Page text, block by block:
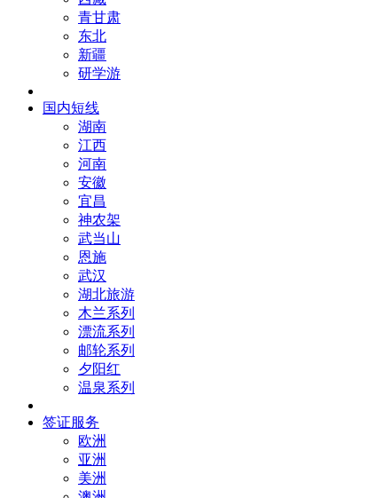
青甘肃
东北
新疆
研学游
国内短线
湖南
江西
河南
安徽
宜昌
神农架
武当山
恩施
武汉
湖北旅游
木兰系列
漂流系列
邮轮系列
夕阳红
温泉系列
签证服务
欧洲
亚洲
美洲